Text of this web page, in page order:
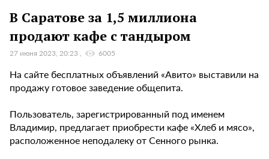
В Саратове за 1,5 миллиона
продают кафе с тандыром
27 июня 2023, 20:23 6005
На сайте бесплатных объявлений «Авито» выставили на
продажу готовое заведение общепита.
Пользователь, зарегистрированный под именем
Владимир, предлагает приобрести кафе «Хлеб и мясо»,
расположенное неподалеку от Сенного рынка.